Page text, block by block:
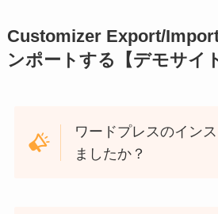
Customizer Export/
ンポートする【デモサイ
ワードプレスのイン
ましたか？